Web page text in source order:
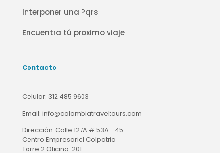
Interponer una Pqrs
Encuentra tú proximo viaje
Contacto
Celular: 312 485 9603
Email: info@colombiatraveltours.com
Dirección: Calle 127A # 53A - 45
Centro Empresarial Colpatria
Torre 2 Oficina: 201